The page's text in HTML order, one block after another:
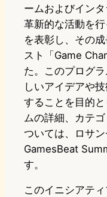
ームおよびイン
革新的な活動を
を表彰し、その
スト「Game
た。このプログ
しいアイデアや
することを目的
ムの詳細、カテ
ついては、ロサ
GamesBeat
す。
このイニシアテ